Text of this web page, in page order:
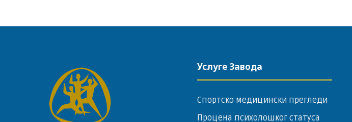
Услуге Завода
Спортско медицински прегледи
Процена психолошког статуса